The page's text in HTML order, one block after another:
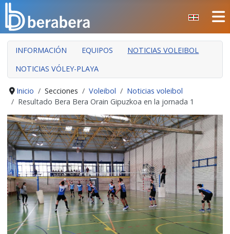
CERRAR
INICIO
CLUB
MANTEO
SECCIONES
EVENTOS
ÁREA SOCIAL
PREVENCIÓN DE LA VIOLENCIA
BERA BERA IZARRAK
INFORMACIÓN EQUIPOS
NOTICIAS VOLEIBOL
NOTICIAS VÓLEY-PLAYA
Inicio Secciones Voleibol
Noticias voleibol
Resultado Bera Bera Orain Gipuzkoa en la jornada 1